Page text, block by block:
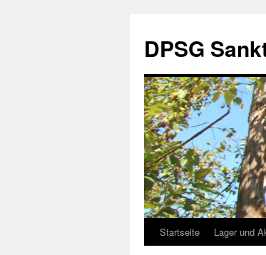
DPSG
ZumStartseite Lager und